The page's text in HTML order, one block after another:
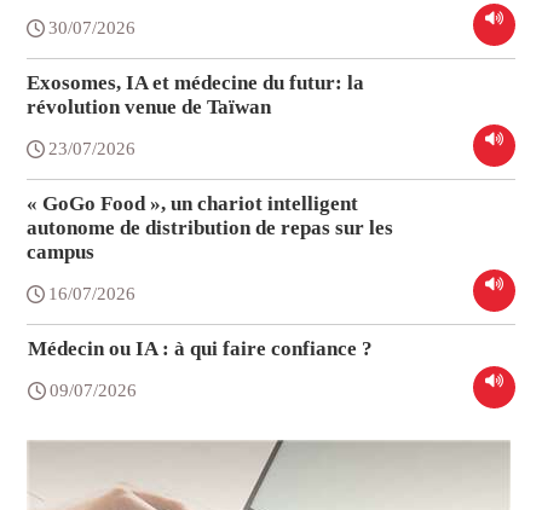
30/07/2026
Exosomes, IA et médecine du futur: la
révolution venue de Taïwan
23/07/2026
« GoGo Food », un chariot intelligent
autonome de distribution de repas sur les
campus
16/07/2026
Médecin ou IA : à qui faire confiance ?
09/07/2026